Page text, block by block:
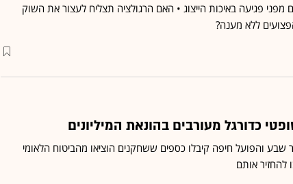
מפני פגיעה באיכות הייצוג • האם הרגולציה תצליח לעצור את השוק
ללא מענה?
כדורגל מעורבים בהונאת המיליונים
שבע והפועל חיפה קיבלו כספים ששחקנים הוציאו מהביטוח הלאומי
להחזיר אותם